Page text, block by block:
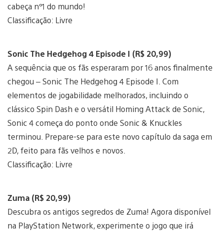
cabeça nº1 do mundo!
Classificação: Livre
Sonic The Hedgehog 4 Episode I (R$ 20,99)
A sequência que os fãs esperaram por 16 anos finalmente
chegou – Sonic The Hedgehog 4 Episode I. Com
elementos de jogabilidade melhorados, incluindo o
clássico Spin Dash e o versátil Homing Attack de Sonic,
Sonic 4 começa do ponto onde Sonic & Knuckles
terminou. Prepare-se para este novo capítulo da saga em
2D, feito para fãs velhos e novos.
Classificação: Livre
Zuma (R$ 20,99)
Descubra os antigos segredos de Zuma! Agora disponível
na PlayStation Network, experimente o jogo que irá